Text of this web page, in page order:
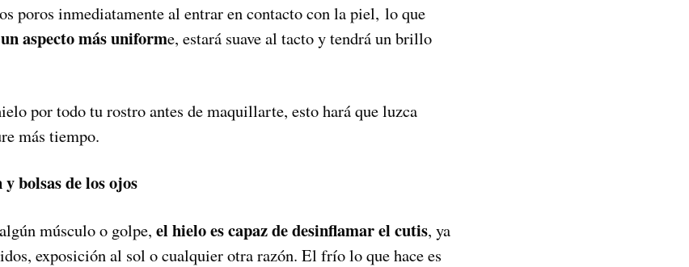
poros inmediatamente al entrar en contacto con la piel, lo que
aspecto más uniforme, estará suave al tacto y tendrá un brillo
por todo tu rostro antes de maquillarte, esto hará que luzca
más tiempo.
bolsas de los ojos
músculo o golpe, el hielo es capaz de desinflamar el cutis, ya
exposición al sol o cualquier otra razón. El frío lo que hace es